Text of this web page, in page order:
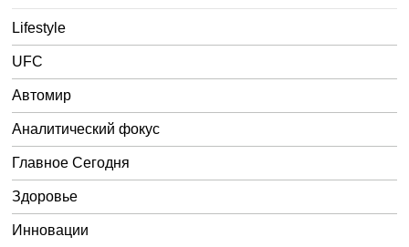
Lifestyle
UFC
Автомир
Аналитический фокус
Главное Сегодня
Здоровье
Инновации